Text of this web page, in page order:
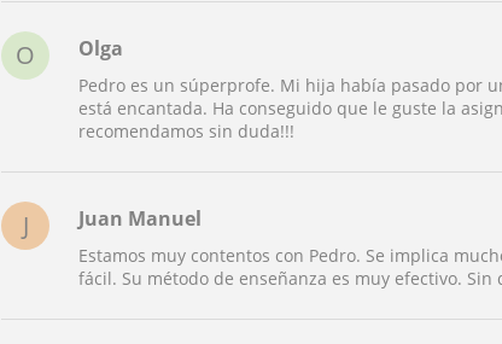
O Olga
Pedro es un súperprofe. Mi hija había pasado por
está encantada. Ha conseguido que le guste la
recomendamos sin duda!!!
J Juan Manuel
Estamos muy contentos con Pedro. Se implica
fácil. Su método de enseñanza es muy efectivo. Sin